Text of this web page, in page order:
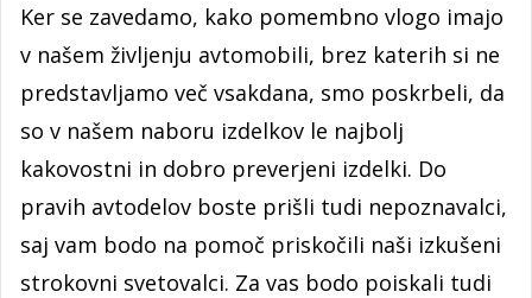
Ker se zavedamo, kako pomembno vlogo imajo
v našem življenju avtomobili, brez katerih si ne
predstavljamo več vsakdana, smo poskrbeli, da
so v našem naboru izdelkov le najbolj
kakovostni in dobro preverjeni izdelki. Do
pravih avtodelov boste prišli tudi nepoznavalci,
saj vam bodo na pomoč priskočili naši izkušeni
strokovni svetovalci. Za vas bodo poiskali tudi